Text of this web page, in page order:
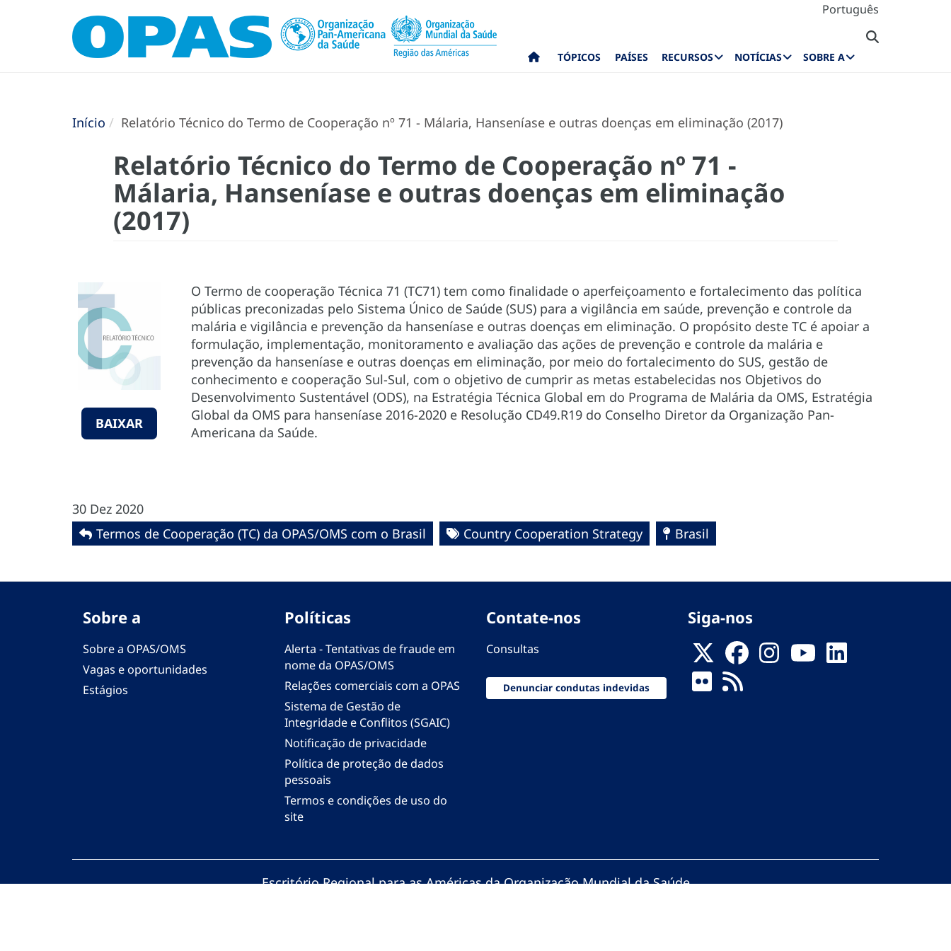
Português
TÓPICOS PAÍSES RECURSOS NOTÍCIAS SOBRE A
Início Relatório Técnico do Termo de Cooperação nº 71 - Málaria, Hanseníase e outras doenças em eliminação (2017)
Relatório Técnico do Termo de Cooperação nº 71 -
Málaria, Hanseníase e outras doenças em eliminação
(2017)
BAIXAR
O Termo de cooperação Técnica 71 (TC71) tem como finalidade o aperfeiçoamento e fortalecimento das política
públicas preconizadas pelo Sistema Único de Saúde (SUS) para a vigilância em saúde, prevenção e controle da
malária e vigilância e prevenção da hanseníase e outras doenças em eliminação. O propósito deste TC é apoiar a
formulação, implementação, monitoramento e avaliação das ações de prevenção e controle da malária e
prevenção da hanseníase e outras doenças em eliminação, por meio do fortalecimento do SUS, gestão de
conhecimento e cooperação Sul-Sul, com o objetivo de cumprir as metas estabelecidas nos Objetivos do
Desenvolvimento Sustentável (ODS), na Estratégia Técnica Global em do Programa de Malária da OMS, Estratégia
Global da OMS para hanseníase 2016-2020 e Resolução CD49.R19 do Conselho Diretor da Organização Pan-
Americana da Saúde.
30 Dez 2020
Termos de Cooperação (TC) da OPAS/OMS com o Brasil
Country Cooperation Strategy Brasil
Sobre a
Sobre a OPAS/OMS
Vagas e oportunidades
Estágios
Políticas
Alerta - Tentativas de fraude em
nome da OPAS/OMS
Relações comerciais com a OPAS
Sistema de Gestão de
Integridade e Conflitos (SGAIC)
Notificação de privacidade
Política de proteção de dados
pessoais
Termos e condições de uso do
site
Contate-nos
Consultas
Denunciar condutas indevidas
Siga-nos
Escritório Regional para as Américas da Organização Mundial da Saúde